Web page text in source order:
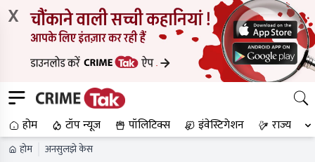
X
होम टॉप न्यूज पॉलिटिक्स इंवेस्टिगेशन राज्य
होम अनसुलझे केस